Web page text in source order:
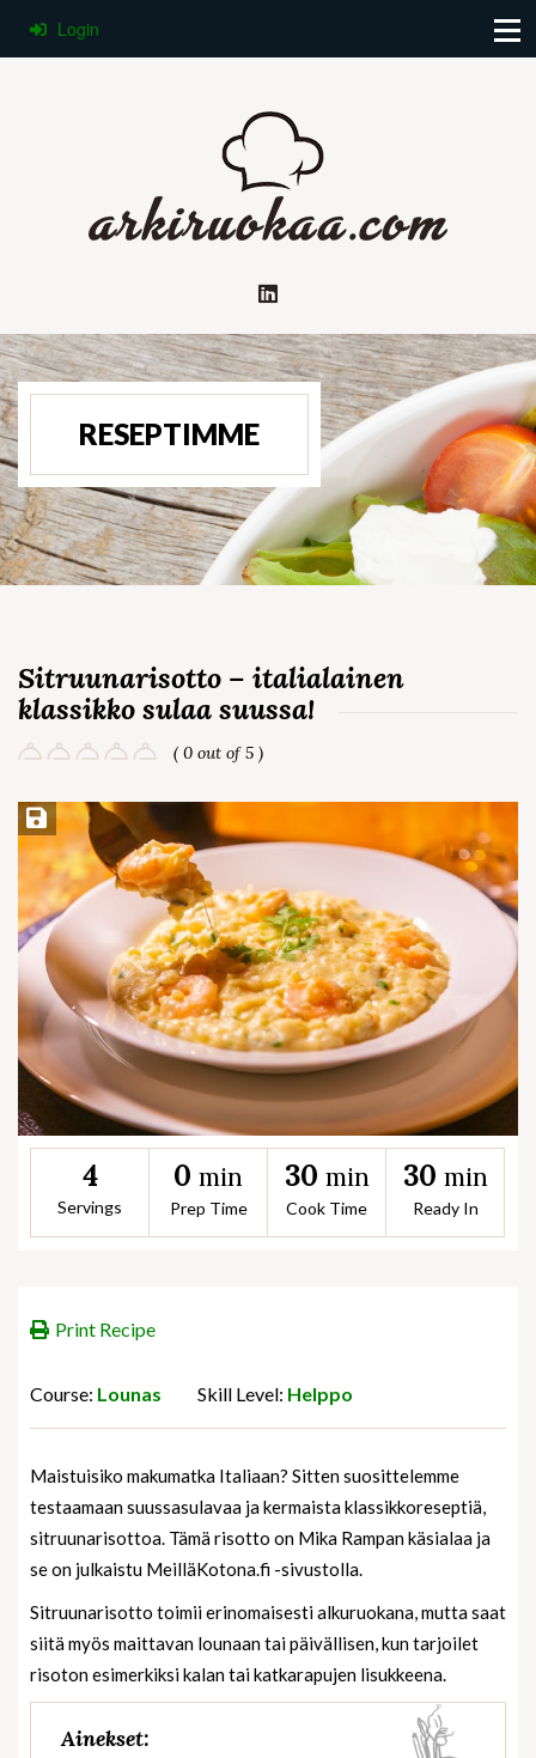
Login
RESEPTIMME
Sitruunarisotto – italialainen
klassikko sulaa suussa!
( 0 out of 5 )
Save Recipe
4
Servings
0 min
Prep Time
30 min
Cook Time
30 min
Ready In
Print Recipe
Course: Lounas Skill Level: Helppo
Maistuisiko makumatka Italiaan? Sitten suosittelemme
testaamaan suussasulavaa ja kermaista klassikkoreseptiä,
sitruunarisottoa. Tämä risotto on Mika Rampan käsialaa ja
se on julkaistu MeilläKotona.fi -sivustolla.
Sitruunarisotto toimii erinomaisesti alkuruokana, mutta saat
siitä myös maittavan lounaan tai päivällisen, kun tarjoilet
risoton esimerkiksi kalan tai katkarapujen lisukkeena.
Ainekset: